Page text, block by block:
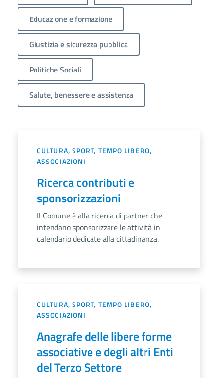
Educazione e formazione
Giustizia e sicurezza pubblica
Politiche Sociali
Salute, benessere e assistenza
CULTURA, SPORT, TEMPO LIBERO,
ASSOCIAZIONI
Ricerca contributi e
sponsorizzazioni
Il Comune è alla ricerca di partner che
intendano sponsorizzare le attività in
calendario dedicate alla cittadinanza.
CULTURA, SPORT, TEMPO LIBERO,
ASSOCIAZIONI
Anagrafe delle libere forme
associative e degli altri Enti
del Terzo Settore